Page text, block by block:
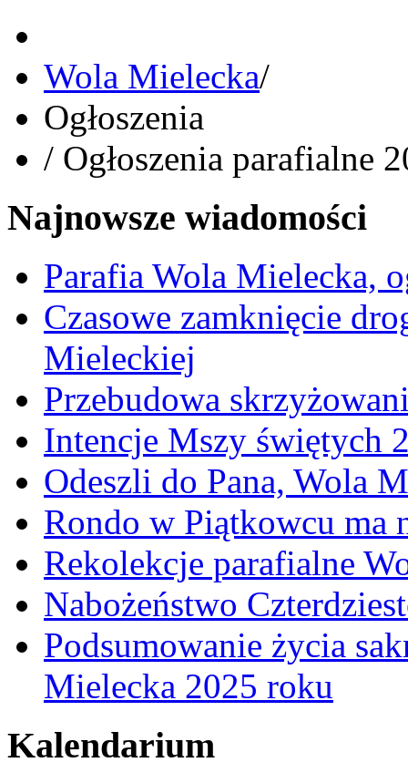
Wola Mielecka/
Ogłoszenia
/ Ogłoszenia parafialne
Najnowsze wiadomości
Parafia Wola Mielecka,
Czasowe zamknięcie
Mieleckiej
Przebudowa
Intencje Mszy świętych
Odeszli do Pana, Wola
Rondo w Piątkowcu ma
Rekolekcje parafialne
Nabożeństwo
Podsumowanie życia
Mielecka 2025 roku
Kalendarium